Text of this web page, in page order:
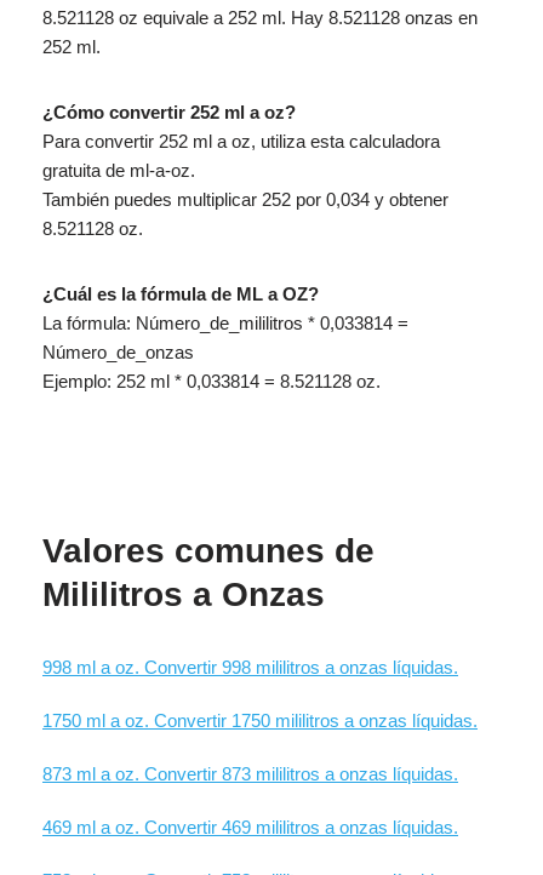
8.521128 oz equivale a 252 ml. Hay 8.521128 onzas en
252 ml.
¿Cómo convertir 252 ml a oz?
Para convertir 252 ml a oz, utiliza esta calculadora
gratuita de ml-a-oz.
También puedes multiplicar 252 por 0,034 y obtener
8.521128 oz.
¿Cuál es la fórmula de ML a OZ?
La fórmula: Número_de_mililitros * 0,033814 =
Número_de_onzas
Ejemplo: 252 ml * 0,033814 = 8.521128 oz.
Valores comunes de
Mililitros a Onzas
998 ml a oz. Convertir 998 mililitros a onzas líquidas.
1750 ml a oz. Convertir 1750 mililitros a onzas líquidas.
873 ml a oz. Convertir 873 mililitros a onzas líquidas.
469 ml a oz. Convertir 469 mililitros a onzas líquidas.